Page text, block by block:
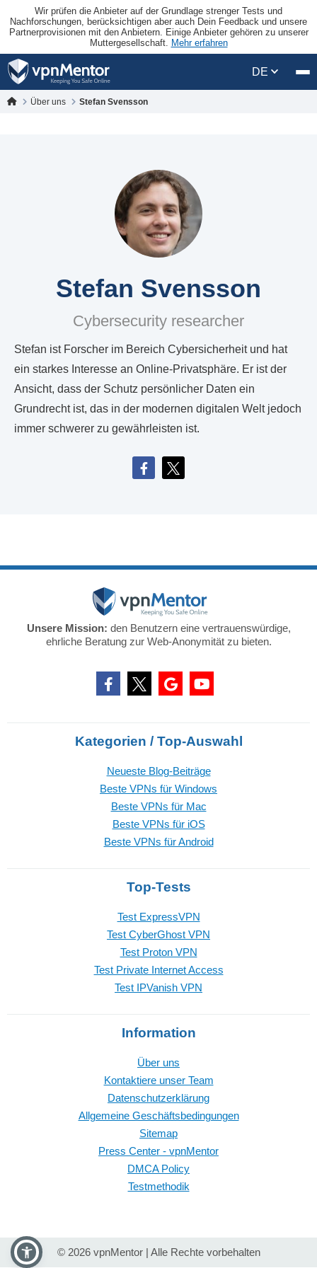
Wir prüfen die Anbieter auf der Grundlage strenger Tests und
Nachforschungen, berücksichtigen aber auch Dein Feedback und unsere
Partnerprovisionen mit den Anbietern. Einige Anbieter gehören zu unserer
Muttergesellschaft. Mehr erfahren
DE
Über uns Stefan Svensson
Stefan Svensson
Cybersecurity researcher
Stefan ist Forscher im Bereich Cybersicherheit und hat
ein starkes Interesse an Online-Privatsphäre. Er ist der
Ansicht, dass der Schutz persönlicher Daten ein
Grundrecht ist, das in der modernen digitalen Welt jedoch
immer schwerer zu gewährleisten ist.
Unsere Mission: den Benutzern eine vertrauenswürdige,
ehrliche Beratung zur Web-Anonymität zu bieten.
Kategorien / Top-Auswahl
Neueste Blog-Beiträge
Beste VPNs für Windows
Beste VPNs für Mac
Beste VPNs für iOS
Beste VPNs für Android
Top-Tests
Test ExpressVPN
Test CyberGhost VPN
Test Proton VPN
Test Private Internet Access
Test IPVanish VPN
Information
Über uns
Kontaktiere unser Team
Datenschutzerklärung
Allgemeine Geschäftsbedingungen
Sitemap
Press Center - vpnMentor
DMCA Policy
Testmethodik
© 2026 vpnMentor | Alle Rechte vorbehalten